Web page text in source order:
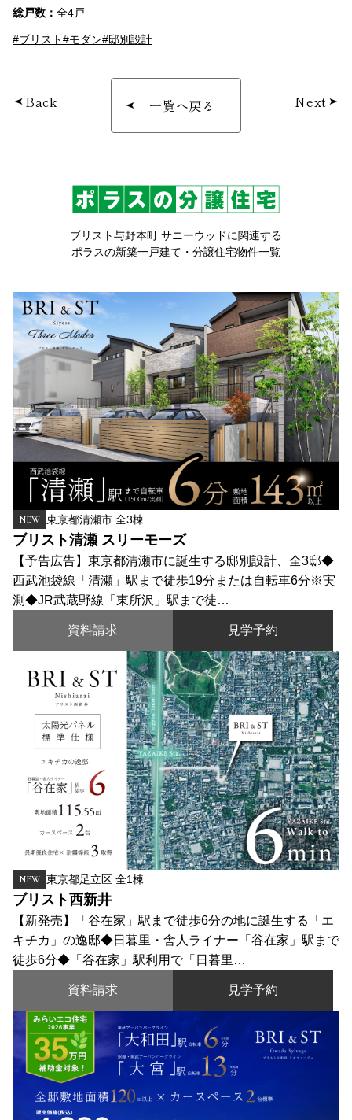
総戸数： 全4戸
#ブリスト#モダン#邸別設計
Back 一覧へ戻る Next
ブリスト与野本町 サニーウッドに関連する
ポラスの新築一戸建て・分譲住宅物件一覧
NEW 東京都清瀬市 全3棟
ブリスト清瀬 スリーモーズ
【予告広告】東京都清瀬市に誕生する邸別設計、全3邸◆
西武池袋線「清瀬」駅まで徒歩19分または自転車6分※実
測◆JR武蔵野線「東所沢」駅まで徒…
資料請求 見学予約
NEW 東京都足立区 全1棟
ブリスト西新井
【新発売】「谷在家」駅まで徒歩6分の地に誕生する「エ
キチカ」の逸邸◆日暮里・舎人ライナー「谷在家」駅まで
徒歩6分◆「谷在家」駅利用で「日暮里…
資料請求 見学予約